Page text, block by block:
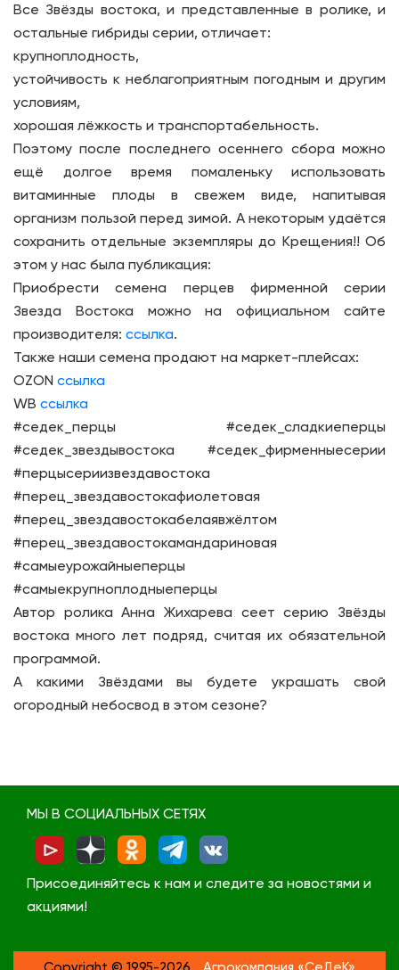
Все Звёзды востока, и представленные в ролике, и
остальные гибриды серии, отличает:
крупноплодность,
устойчивость к неблагоприятным погодным и другим
условиям,
хорошая лёжкость и транспортабельность.
Поэтому после последнего осеннего сбора можно
ещё долгое время помаленьку использовать
витаминные плоды в свежем виде, напитывая
организм пользой перед зимой. А некоторым удаётся
сохранить отдельные экземпляры до Крещения!! Об
этом у нас была публикация:
Приобрести семена перцев фирменной серии
Звезда Востока можно на официальном сайте
производителя: ссылка.
Также наши семена продают на маркет-плейсах:
OZON ссылка
WB ссылка
#седек_перцы #седек_сладкиеперцы
#седек_звездывостока #седек_фирменныесерии
#перцысериизвездавостока
#перец_звездавостокафиолетовая
#перец_звездавостокабелаявжёлтом
#перец_звездавостокамандариновая
#самыеурожайныеперцы
#самыекрупноплодныеперцы
Автор ролика Анна Жихарева сеет серию Звёзды
востока много лет подряд, считая их обязательной
программой.
А какими Звёздами вы будете украшать свой
огородный небосвод в этом сезоне?
МЫ В СОЦИАЛЬНЫХ СЕТЯХ
Присоединяйтесь к нам и следите за новостями и
акциями!